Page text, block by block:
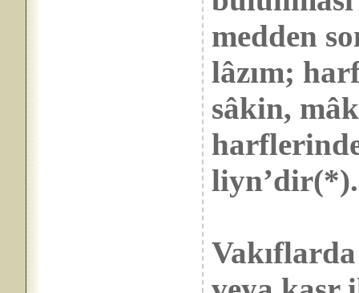
medden
lâzım;
sâkin,
liyn’dir(*).